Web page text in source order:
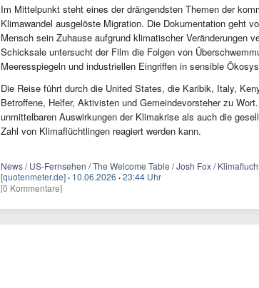
Im Mittelpunkt steht eines der drängendsten Themen der
Klimawandel ausgelöste Migration. Die Dokumentation geht
Mensch sein Zuhause aufgrund klimatischer Veränderungen
Schicksale untersucht der Film die Folgen von
Meeresspiegeln und industriellen Eingriffen in sensible
Die Reise führt durch die United States, die Karibik, Italy,
Betroffene, Helfer, Aktivisten und Gemeindevorsteher zu
unmittelbaren Auswirkungen der Klimakrise als auch die
Zahl von Klimaflüchtlingen reagiert werden kann.
News / US-Fernsehen / The Welcome Table / Josh Fox /
[quotenmeter.de] · 10.06.2026 ·23:44 Uhr
[0 Kommentare]